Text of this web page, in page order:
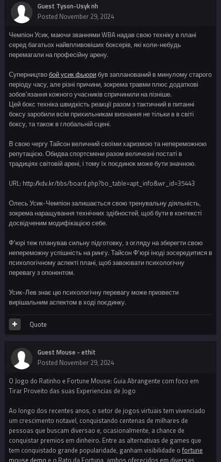
Guest Tyson-Usyk nh
Posted November 29, 2024
Чемпіон Усик, маючи званнями WBA надав свою техніку в плані
серед багатьох найвпливовіших боксерів, які коли-небудь
перемагали на професійну арену.
Суперництвобой усик фьюрибув запланований в минулому старого
періоду часу, але різні причини, зокрема травми плюс додаткові
зобов'язання кожного учасників спричинили на пізніше.
Цей бокс техніка швидкість реакції разом з тактичний в питанні
боксу заробили всім прихильникам визнання не тільки в в світі
боксу, та також в глобальній сцені.
В свою чергу Тайсон величний своїми харизмою та непереможною
репутацією. Обидва спортсмени разом величезні постаті в
традиціях світовій арені, і тому їх поєдинок може бути значною.
URL: http://kdv.kr/bbs/board.php?bo_table=apt_info&wr_id=35443
Олесь Усик-Чемпіон залишається свою тренувальну діяльність,
зокрема наращування технічних здібностей, щоб бути в контексті
досвідченим модифікацією себе.
Ф'юрі теж планував сильну підготовку, з огляду на зберегти свою
непереможну успішність на рингу. Тайсон Ф'юрі іноді зосередитися в
психологічному аспекті плані, щоб завоювати психологічну
перевагу з опонентом.
Усик-Лев знає цю психологічну перевагу може призвести
вирішальним аспектом в ході поєдинку.
Quote
Guest Mouse - ethit
Posted November 29, 2024
O Jogo do Ratinho e Fortune Mouse: Guia Abrangente com foco em
Tirar Proveito das suas Experiencias de Jogo
Ao longo dos recentes anos, o setor de jogos virtuais tem vivenciado
um crescimento notavel, conquistando centenas de milhares de
pessoas que buscam diversao e, ocasionalmente, a chance de
conquistar premios em dinheiro. Entre as alternativas de games que
tem conquistado grande popularidade, ganham visibilidade o fortune
mouse demo e o Rato da Fortuna, ambos oferecidos em diversas